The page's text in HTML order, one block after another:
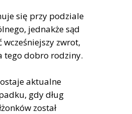
się przy podziale
jednakże sąd
wcześniejszy zwrot,
tego dobro rodziny.
aktualne
gdy dług
został